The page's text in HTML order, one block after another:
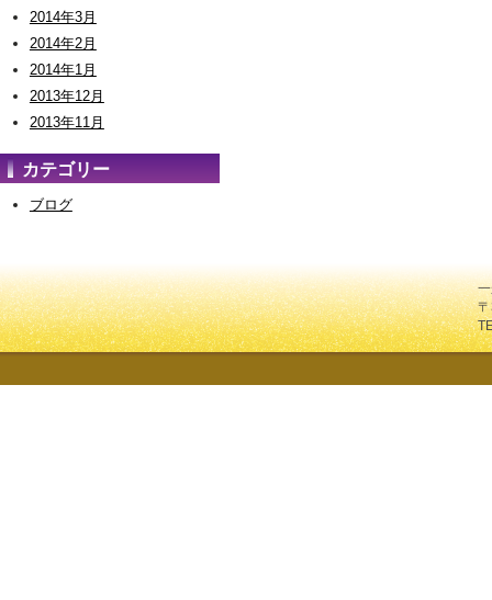
2014年3月
2014年2月
2014年1月
2013年12月
2013年11月
カテゴリー
ブログ